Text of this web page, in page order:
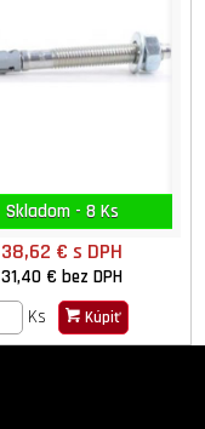
Skladom - 8 Ks
38,62 €s DPH
31,40 €bez DPH
Ks
Kúpiť